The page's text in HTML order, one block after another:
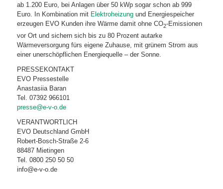
ab 1.200 Euro, bei Anlagen über 50 kWp sogar schon ab 999
Euro. In Kombination mit Elektroheizungund Energiespeicher
erzeugen EVO Kunden ihre Wärme damit ohne CO2-Emissionen
vor Ort und sichern sich bis zu 80 Prozent autarke
Wärmeversorgung fürs eigene Zuhause, mit grünem Strom aus
einer unerschöpflichen Energiequelle – der Sonne.
PRESSEKONTAKT
EVO Pressestelle
Anastasiia Baran
Tel. 07392 966101
presse@e-v-o.de
VERANTWORTLICH
EVO Deutschland GmbH
Robert-Bosch-Straße 2-6
88487 Mietingen
Tel. 0800 250 50 50
info@e-v-o.de